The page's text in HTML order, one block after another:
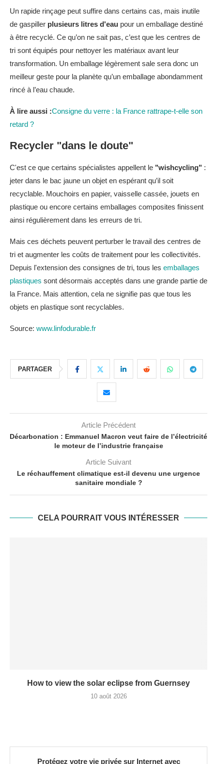
Un rapide rinçage peut suffire dans certains cas, mais inutile
de gaspiller plusieurs litres d'eau pour un emballage destiné
à être recyclé. Ce qu’on ne sait pas, c’est que les centres de
tri sont équipés pour nettoyer les matériaux avant leur
transformation. Un emballage légèrement sale sera donc un
meilleur geste pour la planète qu’un emballage abondamment
rincé à l’eau chaude.
À lire aussi :Consigne du verre : la France rattrape-t-elle son
retard ?
Recycler "dans le doute"
C'est ce que certains spécialistes appellent le "wishcycling" :
jeter dans le bac jaune un objet en espérant qu’il soit
recyclable. Mouchoirs en papier, vaisselle cassée, jouets en
plastique ou encore certains emballages composites finissent
ainsi régulièrement dans les erreurs de tri.
Mais ces déchets peuvent perturber le travail des centres de
tri et augmenter les coûts de traitement pour les collectivités.
Depuis l'extension des consignes de tri, tous les emballages
plastiques sont désormais acceptés dans une grande partie de
la France. Mais attention, cela ne signifie pas que tous les
objets en plastique sont recyclables.
Source: www.linfodurable.fr
PARTAGER
Article Précédent
Décarbonation : Emmanuel Macron veut faire de l’électricité
le moteur de l’industrie française
Article Suivant
Le réchauffement climatique est-il devenu une urgence
sanitaire mondiale ?
CELA POURRAIT VOUS INTÉRESSER
How to view the solar eclipse from Guernsey
10 août 2026
Protégez votre vie privée sur Internet avec